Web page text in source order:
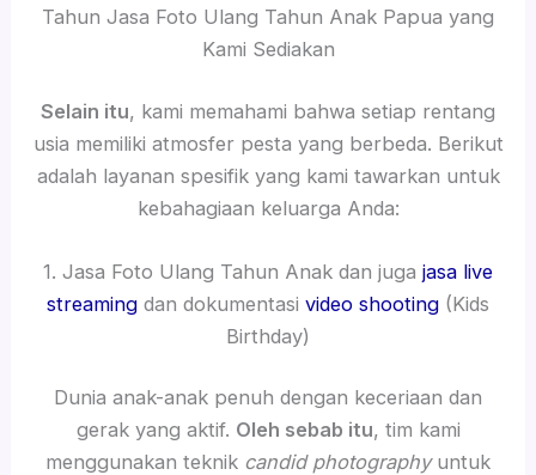
Tahun Jasa Foto Ulang Tahun Anak Papua yang
Kami Sediakan
Selain itu, kami memahami bahwa setiap rentang
usia memiliki atmosfer pesta yang berbeda. Berikut
adalah layanan spesifik yang kami tawarkan untuk
kebahagiaan keluarga Anda:
1. Jasa Foto Ulang Tahun Anak dan juga jasa live
streaming dan dokumentasi video shooting (Kids
Birthday)
Dunia anak-anak penuh dengan keceriaan dan
gerak yang aktif. Oleh sebab itu, tim kami
menggunakan teknik candid photographyuntuk